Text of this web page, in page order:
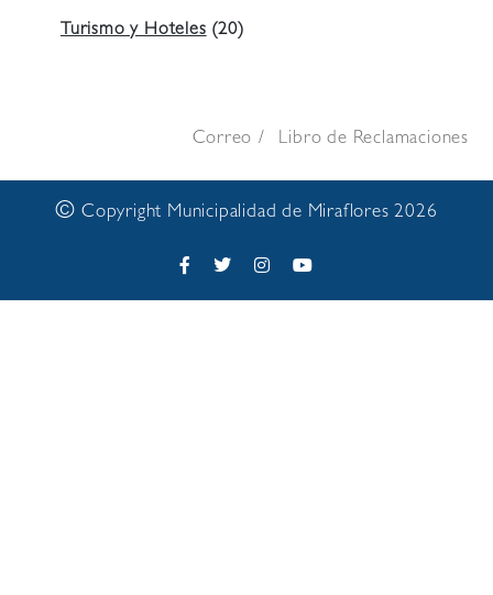
Turismo y Hoteles (20)
Correo Libro de Reclamaciones
© Copyright Municipalidad de Miraflores 2026